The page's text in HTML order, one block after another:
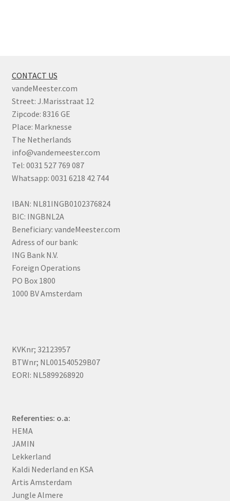
CONTACT US
vandeMeester.com
Street: J.Marisstraat 12
Zipcode: 8316 GE
Place: Marknesse
The Netherlands
info@vandemeester.com
Tel: 0031 527 769 087
Whatsapp: 0031 6218 42 744
IBAN: NL81INGB0102376824
BIC: INGBNL2A
Beneficiary: vandeMeester.com
Adress of our bank:
ING Bank N.V.
Foreign Operations
PO Box 1800
1000 BV Amsterdam
KVKnr; 32123957
BTWnr; NL001540529B07
EORI: NL5899268920
Referenties: o.a:
HEMA
JAMIN
Lekkerland
Kaldi Nederland en KSA
Artis Amsterdam
Jungle Almere